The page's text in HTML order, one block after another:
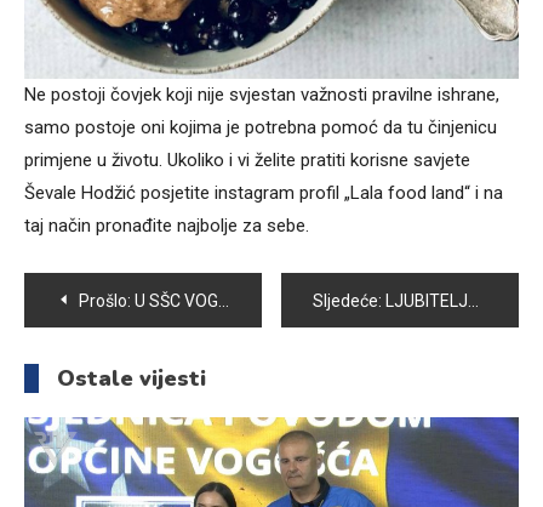
Ne postoji čovjek koji nije svjestan važnosti pravilne ishrane,
samo postoje oni kojima je potrebna pomoć da tu činjenicu
primjene u životu. Ukoliko i vi želite pratiti korisne savjete
Ševale Hodžić posjetite instagram profil „Lala food land“ i na
taj način pronađite najbolje za sebe.
Navigacija
članaka
Prošlo: U SŠC VOGOŠĆA NIZOM AKTIVNOSTI OBILJEŽEN DAN SREDNJOŠKOLACA Sljedeće: LJUBITELJE SPORTA U VOGOŠĆI OČEKUJE BOGAT SPORTSKI VIKEND
Ostale vijesti